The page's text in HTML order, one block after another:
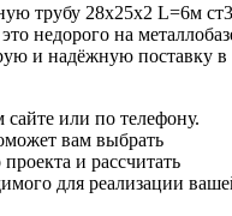
трубу 28х25х2 L=6м
недорого на
и надёжную поставку в
или по телефону.
вам выбрать
и рассчитать
для реализации